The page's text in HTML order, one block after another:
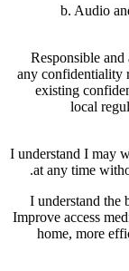
b. Audio
Responsible
any confidentiality
existing
local
I understand I may
at any time
I understand the
Improve access
home, more